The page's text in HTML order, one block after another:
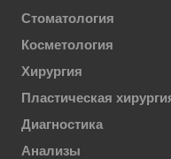
Стоматология
Косметология
Хирургия
Пластическая
Диагностика
Анализы